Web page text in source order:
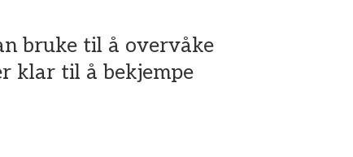
bruke til å overvåke
klar til å bekjempe